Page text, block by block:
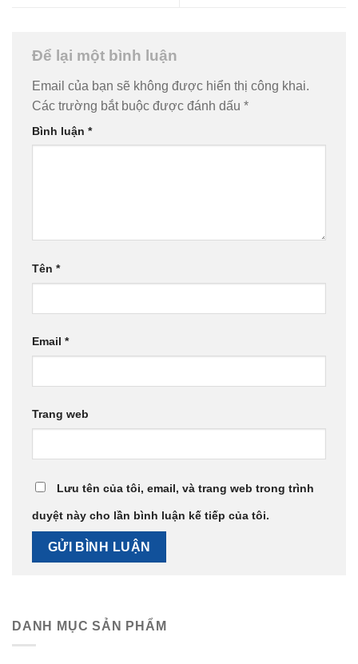
Để lại một bình luận
Email của bạn sẽ không được hiển thị công khai.
Các trường bắt buộc được đánh dấu *
Bình luận *
Tên *
Email *
Trang web
Lưu tên của tôi, email, và trang web trong trình
duyệt này cho lần bình luận kế tiếp của tôi.
DANH MỤC SẢN PHẨM